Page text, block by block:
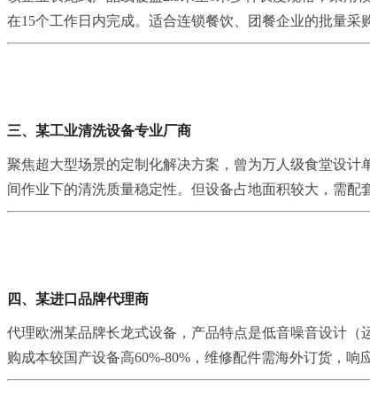
在15个工作日内完成。适合连锁餐饮、团餐企业的批量采
三、某工业清洗设备专业厂商
聚焦超大型场景的定制化解决方案，曾为万人级食堂设
间作业下的清洗质量稳定性。但设备占地面积较大，需配
四、某进口品牌代理商
代理欧洲某品牌长龙式设备，产品特点是低音噪音设计
购成本较国产设备高60%-80%，维修配件需海外订货，响